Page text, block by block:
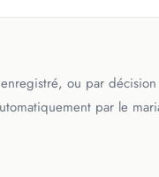
ou par décision
par le